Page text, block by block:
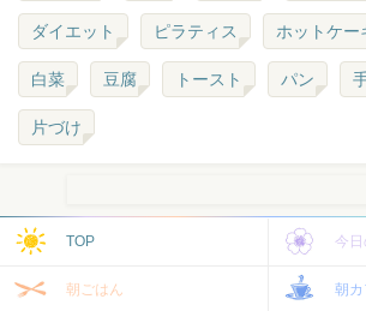
ダイエット ピラティス ホットケー
白菜 豆腐 トースト パン
片づけ
TOP 今日
朝ごはん 朝カ